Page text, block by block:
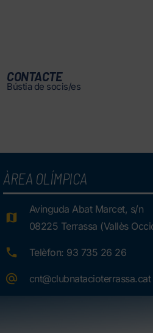
CONTACTE
Bústia de socis/es
ÀREA OLÍMPICA
Avinguda Abat Marcet, s/n
08225 Terrassa (Vallès
Telèfon: 93 735 26 26
cnt@clubnatacioterrassa.cat